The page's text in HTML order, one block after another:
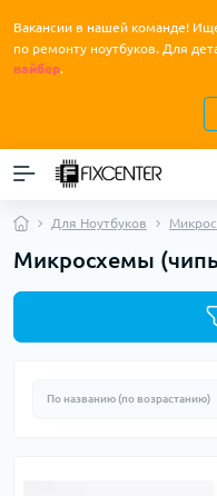
Вакансии в нашей команде!
по ремонту ноутбуков. Для
вайбер.
Для Ноутбуков
Микросхемы